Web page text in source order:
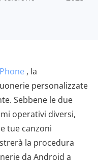
, la
personalizzate
Sebbene le due
operativi diversi,
tue canzoni
la procedura
da Android a